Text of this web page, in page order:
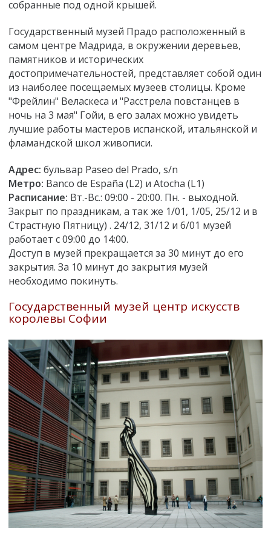
собранные под одной крышей.
Государственный музей Прадо расположенный в
самом центре Мадрида, в окружении деревьев,
памятников и исторических
достопримечательностей, представляет собой один
из наиболее посещаемых музеев столицы. Кроме
"Фрейлин" Веласкеса и "Расстрела повстанцев в
ночь на 3 мая" Гойи, в его залах можно увидеть
лучшие работы мастеров испанской, итальянской и
фламандской школ живописи.
Адрес: бульвар Paseo del Prado, s/n
Метро: Banco de España (L2) и Atocha (L1)
Расписание: Вт.-Вс.: 09:00 - 20:00. Пн. - выходной.
Закрыт по праздникам, а так же 1/01, 1/05, 25/12 и в
Страстную Пятницу) . 24/12, 31/12 и 6/01 музей
работает с 09:00 до 14:00.
Доступ в музей прекращается за 30 минут до его
закрытия. За 10 минут до закрытия музей
необходимо покинуть.
Государственный музей центр искусств
королевы Софии